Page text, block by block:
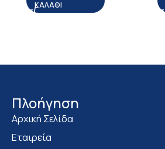
ΚΑΛΆΘΙ
Πλοήγηση
Αρχική Σελίδα
Εταιρεία